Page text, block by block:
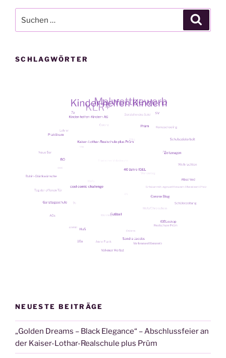
nach:
SCHLAGWÖRTER
NEUESTE BEITRÄGE
„Golden Dreams – Black Elegance“ – Abschlussfeier an
der Kaiser-Lothar-Realschule plus Prüm